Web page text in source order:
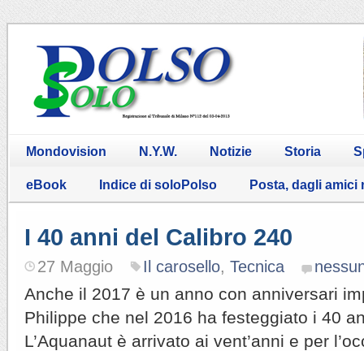
Mondovision N.Y.W. Notizie Storia
eBook Indice di soloPolso Posta, dagli amici
I 40 anni del Calibro 240
27 Maggio Il carosello, Tecnica
Anche il 2017 è un anno con anniversari
Philippe che nel 2016 ha festeggiato i 40
L’Aquanaut è arrivato ai vent’anni e per